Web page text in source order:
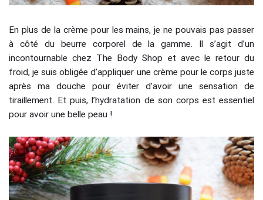
En plus de la crème pour les mains, je ne pouvais pas passer
à côté du beurre corporel de la gamme. Il s’agit d’un
incontournable chez The Body Shop et avec le retour du
froid, je suis obligée d’appliquer une crème pour le corps juste
après ma douche pour éviter d’avoir une sensation de
tiraillement. Et puis, l’hydratation de son corps est essentiel
pour avoir une belle peau !